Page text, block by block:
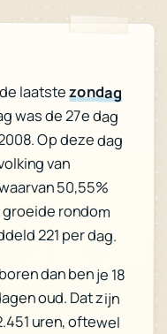
de laatstezondag
was de 27e dag
Op deze dag
van
50,55%
rondom
221 per dag.
dan ben je 18
oud. Dat zijn
uren, oftewel